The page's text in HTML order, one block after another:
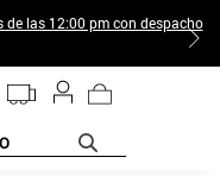
de las 12:00 pm con despacho